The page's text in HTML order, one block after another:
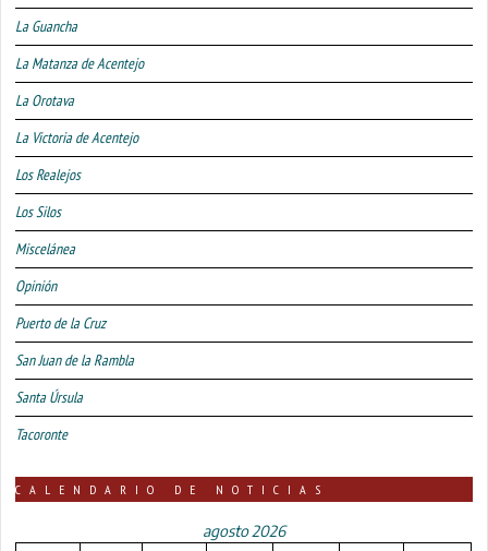
La Guancha
La Matanza de Acentejo
La Orotava
La Victoria de Acentejo
Los Realejos
Los Silos
Miscelánea
Opinión
Puerto de la Cruz
San Juan de la Rambla
Santa Úrsula
Tacoronte
CALENDARIO DE NOTICIAS
agosto 2026